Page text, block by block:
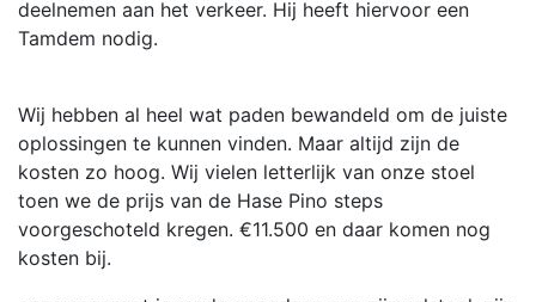
deelnemen aan het verkeer. Hij heeft hiervoor een
Tamdem nodig.
Wij hebben al heel wat paden bewandeld om de juiste
oplossingen te kunnen vinden. Maar altijd zijn de
kosten zo hoog. Wij vielen letterlijk van onze stoel
toen we de prijs van de Hase Pino steps
voorgeschoteld kregen. €11.500 en daar komen nog
kosten bij.